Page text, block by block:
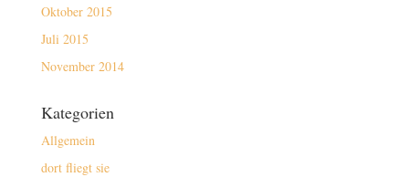
Oktober 2015
Juli 2015
November 2014
Kategorien
Allgemein
dort fliegt sie